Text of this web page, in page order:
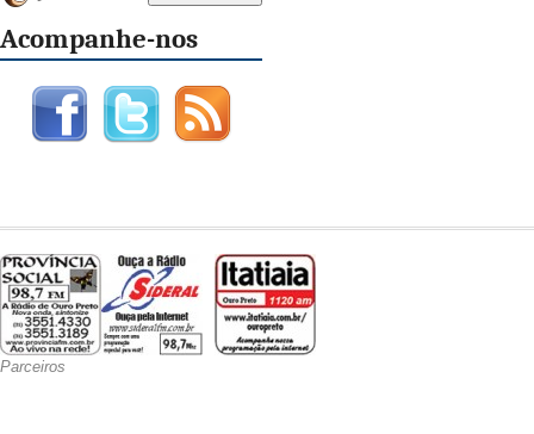
Acompanhe-nos
Parceiros